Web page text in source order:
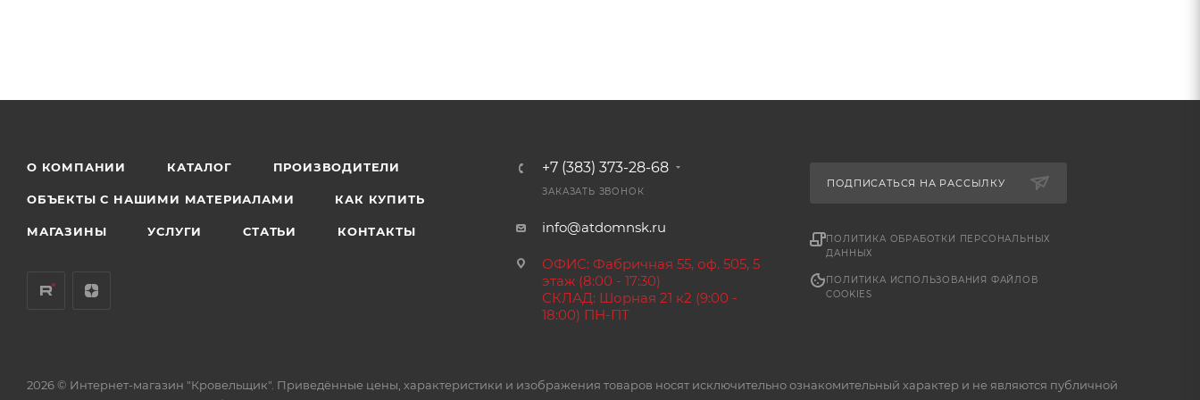
О КОМПАНИИ КАТАЛОГ ПРОИЗВОДИТЕЛИ
ОБЪЕКТЫ С НАШИМИ МАТЕРИАЛАМИ КАК КУПИТЬ
МАГАЗИНЫ УСЛУГИ СТАТЬИ КОНТАКТЫ
+7 (383) 373-28-68
ЗАКАЗАТЬ ЗВОНОК
info@atdomnsk.ru
ОФИС: Фабричная 55, оф. 505, 5
этаж (8:00 - 17:30)
СКЛАД: Шорная 21 к2 (9:00 -
18:00) ПН-ПТ
ПОДПИСАТЬСЯ НА РАССЫЛКУ
ПОЛИТИКА ОБРАБОТКИ ПЕРСОНАЛЬНЫХ
ДАННЫХ
ПОЛИТИКА ИСПОЛЬЗОВАНИЯ ФАЙЛОВ
COOKIES
2026 © Интернет-магазин "Кровельщик". Приведённые цены, характеристики и изображения товаров носят исключительно ознакомительный характер и не являются публичной